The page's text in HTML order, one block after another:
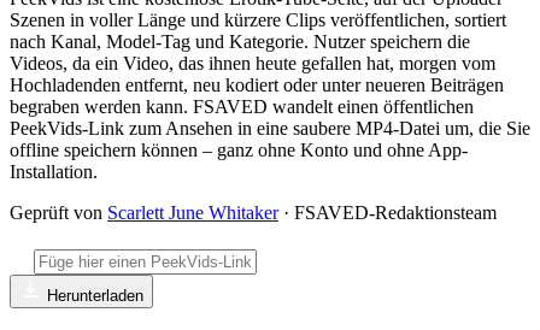
Szenen in voller Länge und kürzere Clips veröffentlichen, sortiert
nach Kanal, Model-Tag und Kategorie. Nutzer speichern die
Videos, da ein Video, das ihnen heute gefallen hat, morgen vom
Hochladenden entfernt, neu kodiert oder unter neueren Beiträgen
begraben werden kann. FSAVED wandelt einen öffentlichen
PeekVids-Link zum Ansehen in eine saubere MP4-Datei um, die Sie
offline speichern können – ganz ohne Konto und ohne App-
Installation.
Geprüft von Scarlett June Whitaker· FSAVED-Redaktionsteam
Herunterladen